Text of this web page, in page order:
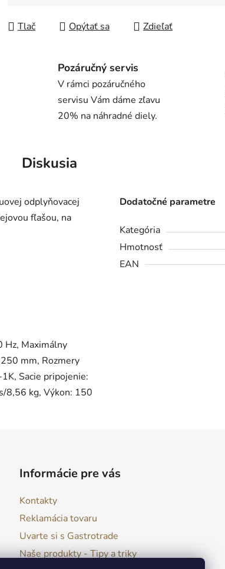
Tlač Opýtať sa Zdieľať
Pozáručný servis
V rámci pozáručného
servisu Vám dáme zľavu
20% na náhradné diely.
Diskusia
odplyňovacej
fľašou, na
Hz, Maximálny
mm, Rozmery
Sacie pripojenie:
8,56 kg, Výkon: 150
Dodatočné parametre
Kategória
Hmotnosť
EAN
Informácie pre vás
Kontakty
Reklamácia tovaru
Uvarte si s Gastrotrade
Naše produkty - Tipy a triky